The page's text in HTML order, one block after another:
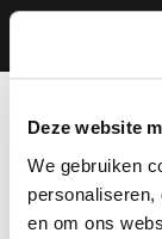
Deze website
We gebruiken
en om ons